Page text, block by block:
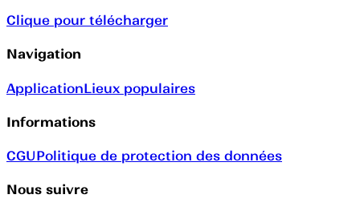
Clique pour télécharger
Navigation
ApplicationLieux populaires
Informations
CGUPolitique de protection des données
Nous suivre